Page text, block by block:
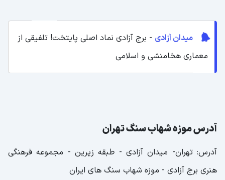
میدان آزادی - برج آزادی نماد اصلی پایتخت! تلفیقی از
معماری هخامنشی و اسلامی
آدرس موزه شهاب سنگ تهران
آدرس: تهران- میدان آزادی - طبقه زیرین - مجموعه فرهنگی
هنری برج آزادی - موزه شهاب سنگ های ایران